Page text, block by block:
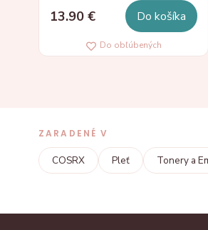
13.90 € Do košíka
Do obľúbených
ZARADENÉ V
COSRX Pleť Tonery a